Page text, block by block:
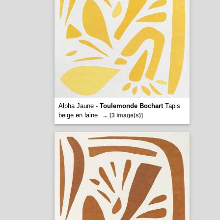
Alpha Jaune - Toulemonde BochartTapis
beige en laine
... [3 image(s)]